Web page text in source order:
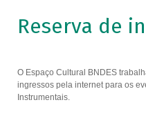
Reserva de
O Espaço Cultural BNDES
ingressos pela internet para os
Instrumentais.